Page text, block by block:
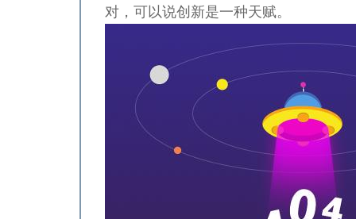
对，可以说创新是一种天赋。